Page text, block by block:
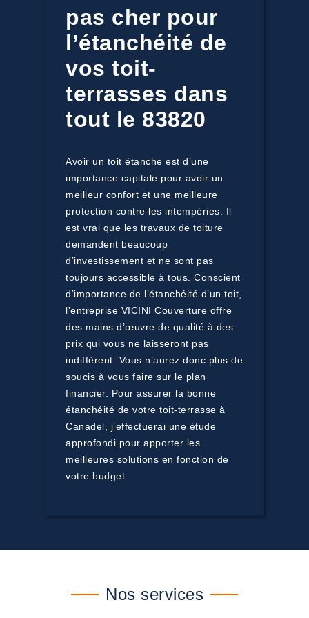
pas cher pour
l’étanchéité de
vos toit-
terrasses dans
tout le 83820
Avoir un toit étanche est d’une
importance capitale pour avoir un
meilleur confort et une meilleure
protection contre les intempéries. Il
est vrai que les travaux de toiture
demandent beaucoup
d’investissement et ne sont pas
toujours accessible à tous. Conscient
d’importance de l’étanchéité d’un toit,
l’entreprise VICINI Couverture offre
des mains d’œuvre de qualité à des
prix qui vous ne laisseront pas
indiffèrent. Vous n’aurez donc plus de
soucis à vous faire sur le plan
financier. Pour assurer la bonne
étanchéité de votre toit-terrasse à
Canadel, j’effectuerai une étude
approfondi pour apporter les
meilleures solutions en fonction de
votre budget.
Nos services